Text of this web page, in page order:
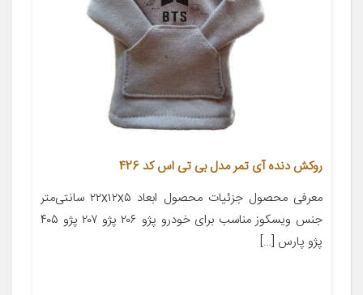
روکش دنده آی تمر مدل بی تی اس کد 426
معرفی محصول جزئیات محصول ابعاد ۲۲x۱۲x۵ سانتی‌متر
جنس ویسکوز مناسب برای خودرو پژو ۲۰۶ پژو ۲۰۷ پژو ۴۰۵
پژو پارس […]